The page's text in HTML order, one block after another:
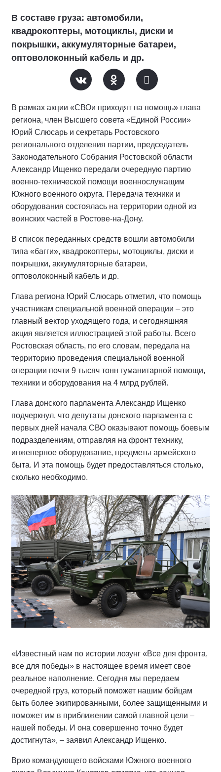
В составе груза: автомобили,
квадрокоптеры, мотоциклы, диски и
покрышки, аккумуляторные батареи,
оптоволоконный кабель и др.
В рамках акции «СВОи приходят на помощь» глава
региона, член Высшего совета «Единой России»
Юрий Слюсарь и секретарь Ростовского
регионального отделения партии, председатель
Законодательного Собрания Ростовской области
Александр Ищенко передали очередную партию
военно-технической помощи военнослужащим
Южного военного округа. Передача техники и
оборудования состоялась на территории одной из
воинских частей в Ростове-на-Дону.
В список переданных средств вошли автомобили
типа «багги», квадрокоптеры, мотоциклы, диски и
покрышки, аккумуляторные батареи,
оптоволоконный кабель и др.
Глава региона Юрий Слюсарь отметил, что помощь
участникам специальной военной операции – это
главный вектор уходящего года, и сегодняшняя
акция является иллюстрацией этой работы. Всего
Ростовская область, по его словам, передала на
территорию проведения специальной военной
операции почти 9 тысяч тонн гуманитарной помощи,
техники и оборудования на 4 млрд рублей.
Глава донского парламента Александр Ищенко
подчеркнул, что депутаты донского парламента с
первых дней начала СВО оказывают помощь боевым
подразделениям, отправляя на фронт технику,
инженерное оборудование, предметы армейского
быта. И эта помощь будет предоставляться столько,
сколько необходимо.
«Известный нам по истории лозунг «Все для фронта,
все для победы» в настоящее время имеет свое
реальное наполнение. Сегодня мы передаем
очередной груз, который поможет нашим бойцам
быть более экипированными, более защищенными и
поможет им в приближении самой главной цели –
нашей победы. И она совершенно точно будет
достигнута», – заявил Александр Ищенко.
Врио командующего войсками Южного военного